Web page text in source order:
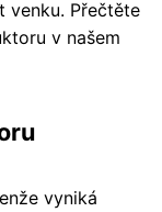
venku. Přečtěte
v našem
vyniká